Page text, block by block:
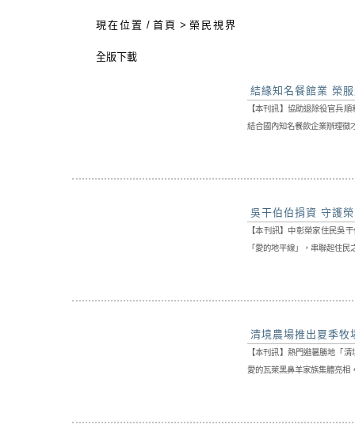
現在位置 / 首頁 > 榮民視界
全版下載
結緣知名餐館業 榮
【本刊訊】協助退除役官兵
結合國內知名餐飲企業辦理徵
吳干伯伯捐資 守護
【本刊訊】中彰榮家住民吳
「愛的地平線」，串聯起住
清境農場推出夏季牧
【本刊訊】熱門避暑勝地「
愛的瓦萊黑鼻羊家族集體亮相